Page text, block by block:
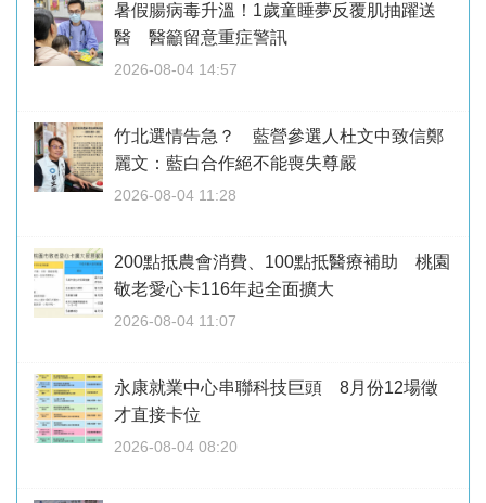
暑假腸病毒升溫！1歲童睡夢反覆肌抽躍送
醫 醫籲留意重症警訊
2026-08-04 14:57
竹北選情告急？ 藍營參選人杜文中致信鄭
麗文：藍白合作絕不能喪失尊嚴
2026-08-04 11:28
200點抵農會消費、100點抵醫療補助 桃園
敬老愛心卡116年起全面擴大
2026-08-04 11:07
永康就業中心串聯科技巨頭 8月份12場徵
才直接卡位
2026-08-04 08:20